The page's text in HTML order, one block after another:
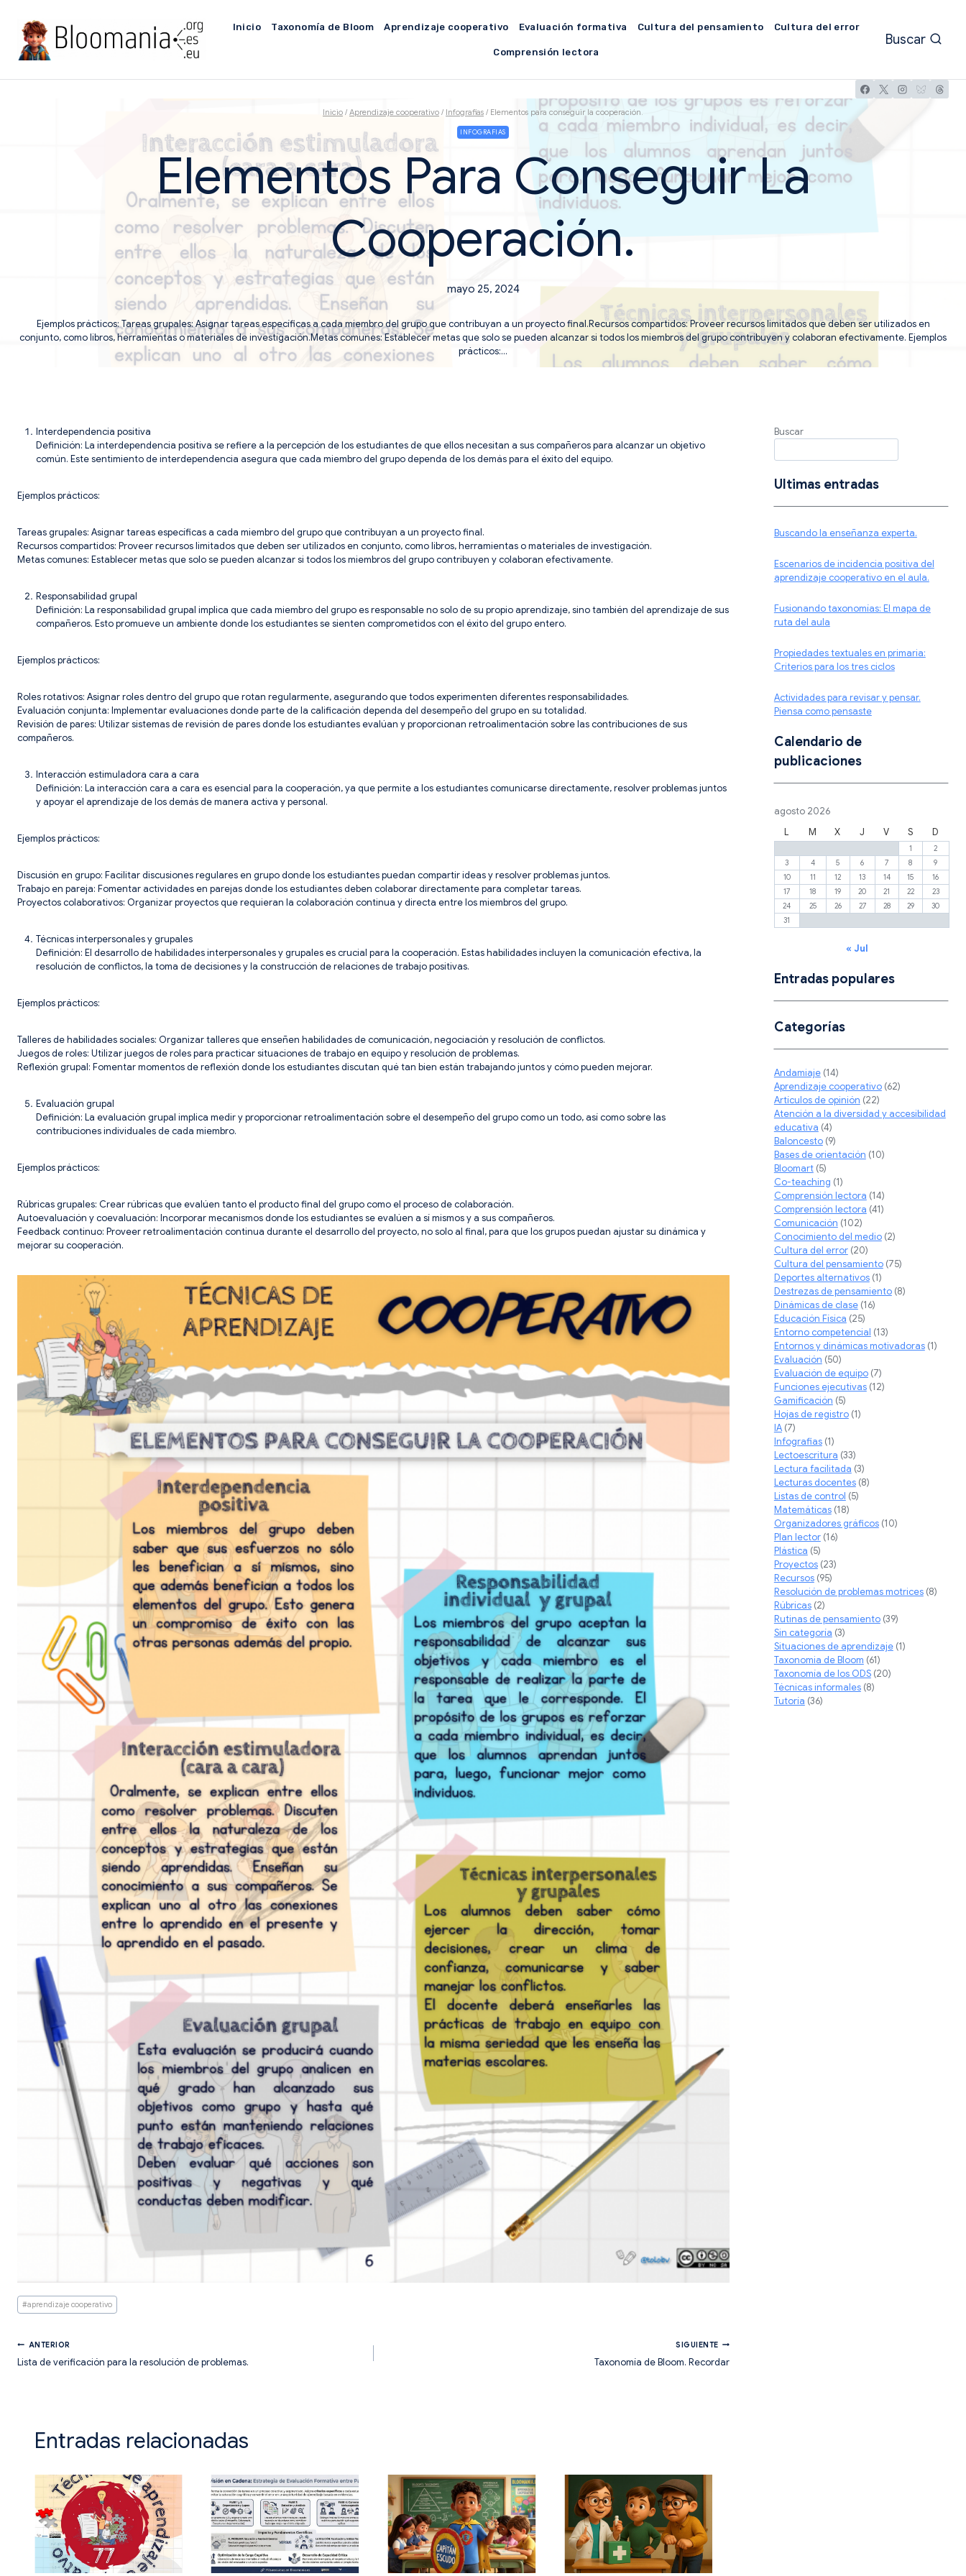
contenido
Inicio Taxonomía de Bloom Aprendizaje cooperativo Evaluación formativa Cultura del pensamiento Cultura del error
Comprensión lectora
Buscar
Inicio / Aprendizaje cooperativo / Infografias / Elementos para conseguir la cooperación.
INFOGRAFIAS
Elementos Para Conseguir La
Cooperación.
mayo 25, 2024
Ejemplos prácticos: Tareas grupales: Asignar tareas específicas a cada miembro del grupo que contribuyan a un proyecto final.Recursos compartidos: Proveer recursos limitados que deben ser utilizados en
conjunto, como libros, herramientas o materiales de investigación.Metas comunes: Establecer metas que solo se pueden alcanzar si todos los miembros del grupo contribuyen y colaboran efectivamente. Ejemplos
prácticos:…
Interdependencia positiva
Definición: La interdependencia positiva se refiere a la percepción de los estudiantes de que ellos necesitan a sus compañeros para alcanzar un objetivo
común. Este sentimiento de interdependencia asegura que cada miembro del grupo dependa de los demás para el éxito del equipo.
Ejemplos prácticos:
Tareas grupales: Asignar tareas específicas a cada miembro del grupo que contribuyan a un proyecto final.
Recursos compartidos: Proveer recursos limitados que deben ser utilizados en conjunto, como libros, herramientas o materiales de investigación.
Metas comunes: Establecer metas que solo se pueden alcanzar si todos los miembros del grupo contribuyen y colaboran efectivamente.
Responsabilidad grupal
Definición: La responsabilidad grupal implica que cada miembro del grupo es responsable no solo de su propio aprendizaje, sino también del aprendizaje de sus
compañeros. Esto promueve un ambiente donde los estudiantes se sienten comprometidos con el éxito del grupo entero.
Ejemplos prácticos:
Roles rotativos: Asignar roles dentro del grupo que rotan regularmente, asegurando que todos experimenten diferentes responsabilidades.
Evaluación conjunta: Implementar evaluaciones donde parte de la calificación dependa del desempeño del grupo en su totalidad.
Revisión de pares: Utilizar sistemas de revisión de pares donde los estudiantes evalúan y proporcionan retroalimentación sobre las contribuciones de sus
compañeros.
Interacción estimuladora cara a cara
Definición: La interacción cara a cara es esencial para la cooperación, ya que permite a los estudiantes comunicarse directamente, resolver problemas juntos
y apoyar el aprendizaje de los demás de manera activa y personal.
Ejemplos prácticos:
Discusión en grupo: Facilitar discusiones regulares en grupo donde los estudiantes puedan compartir ideas y resolver problemas juntos.
Trabajo en pareja: Fomentar actividades en parejas donde los estudiantes deben colaborar directamente para completar tareas.
Proyectos colaborativos: Organizar proyectos que requieran la colaboración continua y directa entre los miembros del grupo.
Técnicas interpersonales y grupales
Definición: El desarrollo de habilidades interpersonales y grupales es crucial para la cooperación. Estas habilidades incluyen la comunicación efectiva, la
resolución de conflictos, la toma de decisiones y la construcción de relaciones de trabajo positivas.
Ejemplos prácticos:
Talleres de habilidades sociales: Organizar talleres que enseñen habilidades de comunicación, negociación y resolución de conflictos.
Juegos de roles: Utilizar juegos de roles para practicar situaciones de trabajo en equipo y resolución de problemas.
Reflexión grupal: Fomentar momentos de reflexión donde los estudiantes discutan qué tan bien están trabajando juntos y cómo pueden mejorar.
Evaluación grupal
Definición: La evaluación grupal implica medir y proporcionar retroalimentación sobre el desempeño del grupo como un todo, así como sobre las
contribuciones individuales de cada miembro.
Ejemplos prácticos:
Rúbricas grupales: Crear rúbricas que evalúen tanto el producto final del grupo como el proceso de colaboración.
Autoevaluación y coevaluación: Incorporar mecanismos donde los estudiantes se evalúen a sí mismos y a sus compañeros.
Feedback continuo: Proveer retroalimentación continua durante el desarrollo del proyecto, no solo al final, para que los grupos puedan ajustar su dinámica y
mejorar su cooperación.
Etiquetas
de
entrada:
#aprendizaje cooperativo
Navegación
ANTERIOR
Lista de verificación para la resolución de problemas.
SIGUIENTE
Taxonomía de Bloom. Recordar
Entradas relacionadas
Buscar
Ultimas entradas
Buscando la enseñanza experta.
Escenarios de incidencia positiva del
aprendizaje cooperativo en el aula.
Fusionando taxonomías: El mapa de
ruta del aula
Propiedades textuales en primaria:
Criterios para los tres ciclos
Actividades para revisar y pensar.
Piensa como pensaste
Calendario de
publicaciones
agosto 2026
L
M X J V S D
1
2
3
4 5 6 7 8
9
10
11 12 13 14 15
16
17
18 19 20 21 22
23
24
25 26 27 28 29
30
31
« Jul
Entradas populares
Categorías
Andamiaje(14)
Aprendizaje cooperativo(62)
Artículos de opinión (22)
Atención a la diversidad y accesibilidad
educativa (4)
Baloncesto(9)
Bases de orientación (10)
Bloomart(5)
Co-teaching (1)
Comprensión lectora (14)
Comprensión lectora (41)
Comunicación (102)
Conocimiento del medio(2)
Cultura del error(20)
Cultura del pensamiento(75)
Deportes alternativos(1)
Destrezas de pensamiento(8)
Dinámicas de clase(16)
Educación Física (25)
Entorno competencial (13)
Entornos y dinámicas motivadoras(1)
Evaluación (50)
Evaluación de equipo(7)
Funciones ejecutivas(12)
Gamificación (5)
Hojas de registro(1)
IA(7)
Infografias(1)
Lectoescritura (33)
Lectura facilitada (3)
Lecturas docentes(8)
Listas de control (5)
Matemáticas(18)
Organizadores gráficos(10)
Plan lector(16)
Plástica (5)
Proyectos(23)
Recursos(95)
Resolución de problemas motrices(8)
Rúbricas(2)
Rutinas de pensamiento(39)
Sin categoría (3)
Situaciones de aprendizaje(1)
Taxonomia de Bloom (61)
Taxonomía de los ODS(20)
Técnicas informales(8)
Tutoría (36)